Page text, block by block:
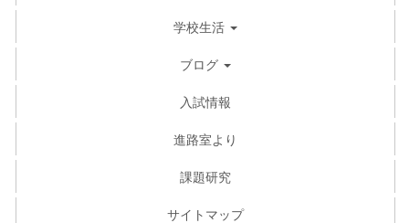
学校生活
ブログ
入試情報
進路室より
課題研究
サイトマップ